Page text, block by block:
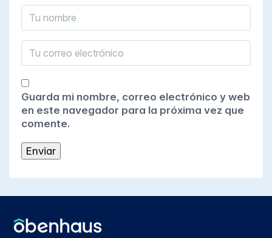
Guarda mi nombre, correo electrónico y web
en este navegador para la próxima vez que
comente.